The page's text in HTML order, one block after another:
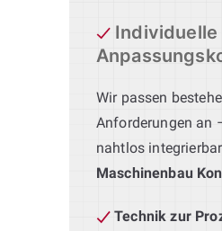
Individuelle
Wir passen
Anforderungen an
nahtlos
Maschinenbau
Technik zur